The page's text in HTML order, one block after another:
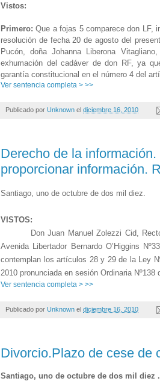
Vistos:
Primero: Que a fojas 5 comparece don LF,
resolución de fecha 20 de agosto del
Pucón, doña Johanna Liberona
exhumación del cadáver de don RF, ya
garantía constitucional en el número 4 del
Ver sentencia completa > >>
Publicado por Unknown el diciembre 16, 2010
Derecho de la
proporcionar información.
Santiago, uno de octubre de dos mil diez.
VISTOS:
Don Juan Manuel Zolezzi Cid, Rector,
Avenida Libertador Bernardo O’Higgins
contemplan los artículos 28 y 29 de la Ley
2010 pronunciada en sesión Ordinaria
Ver sentencia completa > >>
Publicado por Unknown el diciembre 16, 2010
Divorcio.Plazo de cese de
Santiago, uno de octubre de dos mil diez .